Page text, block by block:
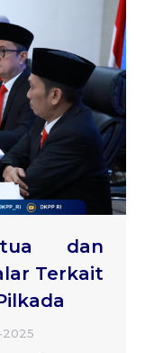
dan
Terkait
2025